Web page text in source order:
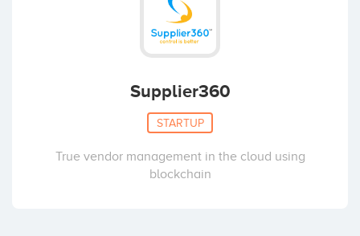
Supplier360
STARTUP
True vendor management in the cloud using
blockchain